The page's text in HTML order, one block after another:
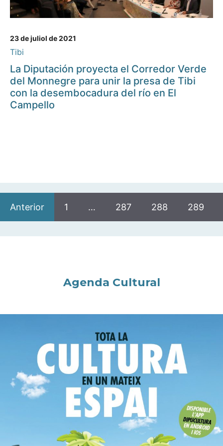
23 de juliol de 2021
Tibi
La Diputación proyecta el Corredor Verde
del Monnegre para unir la presa de Tibi
con la desembocadura del río en El
Campello
Anterior 1 … 287 288 289
Agenda Cultural